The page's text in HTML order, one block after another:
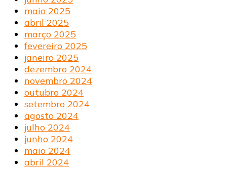
maio 2025
abril 2025
março 2025
fevereiro 2025
janeiro 2025
dezembro 2024
novembro 2024
outubro 2024
setembro 2024
agosto 2024
julho 2024
junho 2024
maio 2024
abril 2024